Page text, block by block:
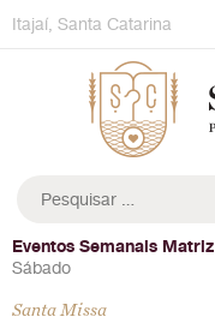
toItajaí, Santa Catarina
por:
Eventos Semanais Matriz
Sábado
Santa Missa